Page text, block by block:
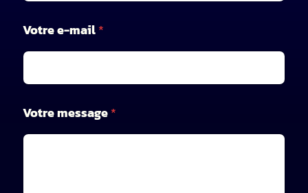
Votre e-mail*
o
m
Votre message*